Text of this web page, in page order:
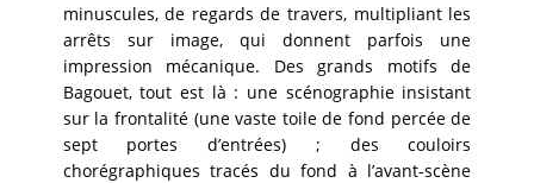
minuscules, de regards de travers, multipliant les
arrêts sur image, qui donnent parfois une
impression mécanique. Des grands motifs de
Bagouet, tout est là : une scénographie insistant
sur la frontalité (une vaste toile de fond percée de
sept portes d’entrées) ; des couloirs
chorégraphiques tracés du fond à l’avant-scène